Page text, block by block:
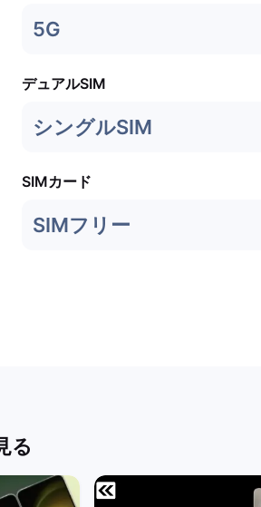
5G
デュアルSIM
シングルSIM
SIMカード
SIMフリー
る